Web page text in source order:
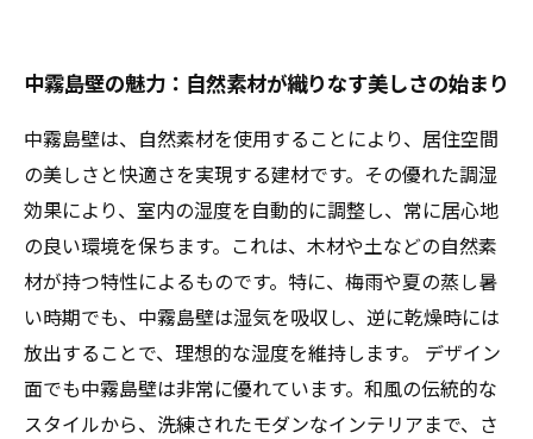
トする中霧島壁
理想の住まいを実現するための中霧島壁の活用
方法
建築家が語る！中霧島壁のデザイン性と調湿効
果の関係
中霧島壁で夢の住まいを：自然素材の力でつく
る快適空間
中霧島壁の魅力：自然素材が織りなす美しさの始まり
中霧島壁は、自然素材を使用することにより、居住空間
の美しさと快適さを実現する建材です。その優れた調湿
効果により、室内の湿度を自動的に調整し、常に居心地
の良い環境を保ちます。これは、木材や土などの自然素
材が持つ特性によるものです。特に、梅雨や夏の蒸し暑
い時期でも、中霧島壁は湿気を吸収し、逆に乾燥時には
放出することで、理想的な湿度を維持します。 デザイン
面でも中霧島壁は非常に優れています。和風の伝統的な
スタイルから、洗練されたモダンなインテリアまで、さ